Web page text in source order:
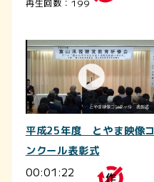
再生回数：199
平成25年度 とやま映像コ
ンクール表彰式
00:01:22